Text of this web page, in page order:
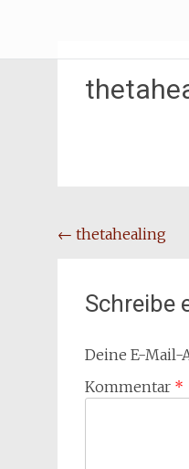
springen
← thetahealing
Schreibe
Deine E-Mail-
Kommentar *